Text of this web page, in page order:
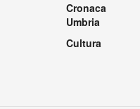
Cronaca
Umbria
Cultura